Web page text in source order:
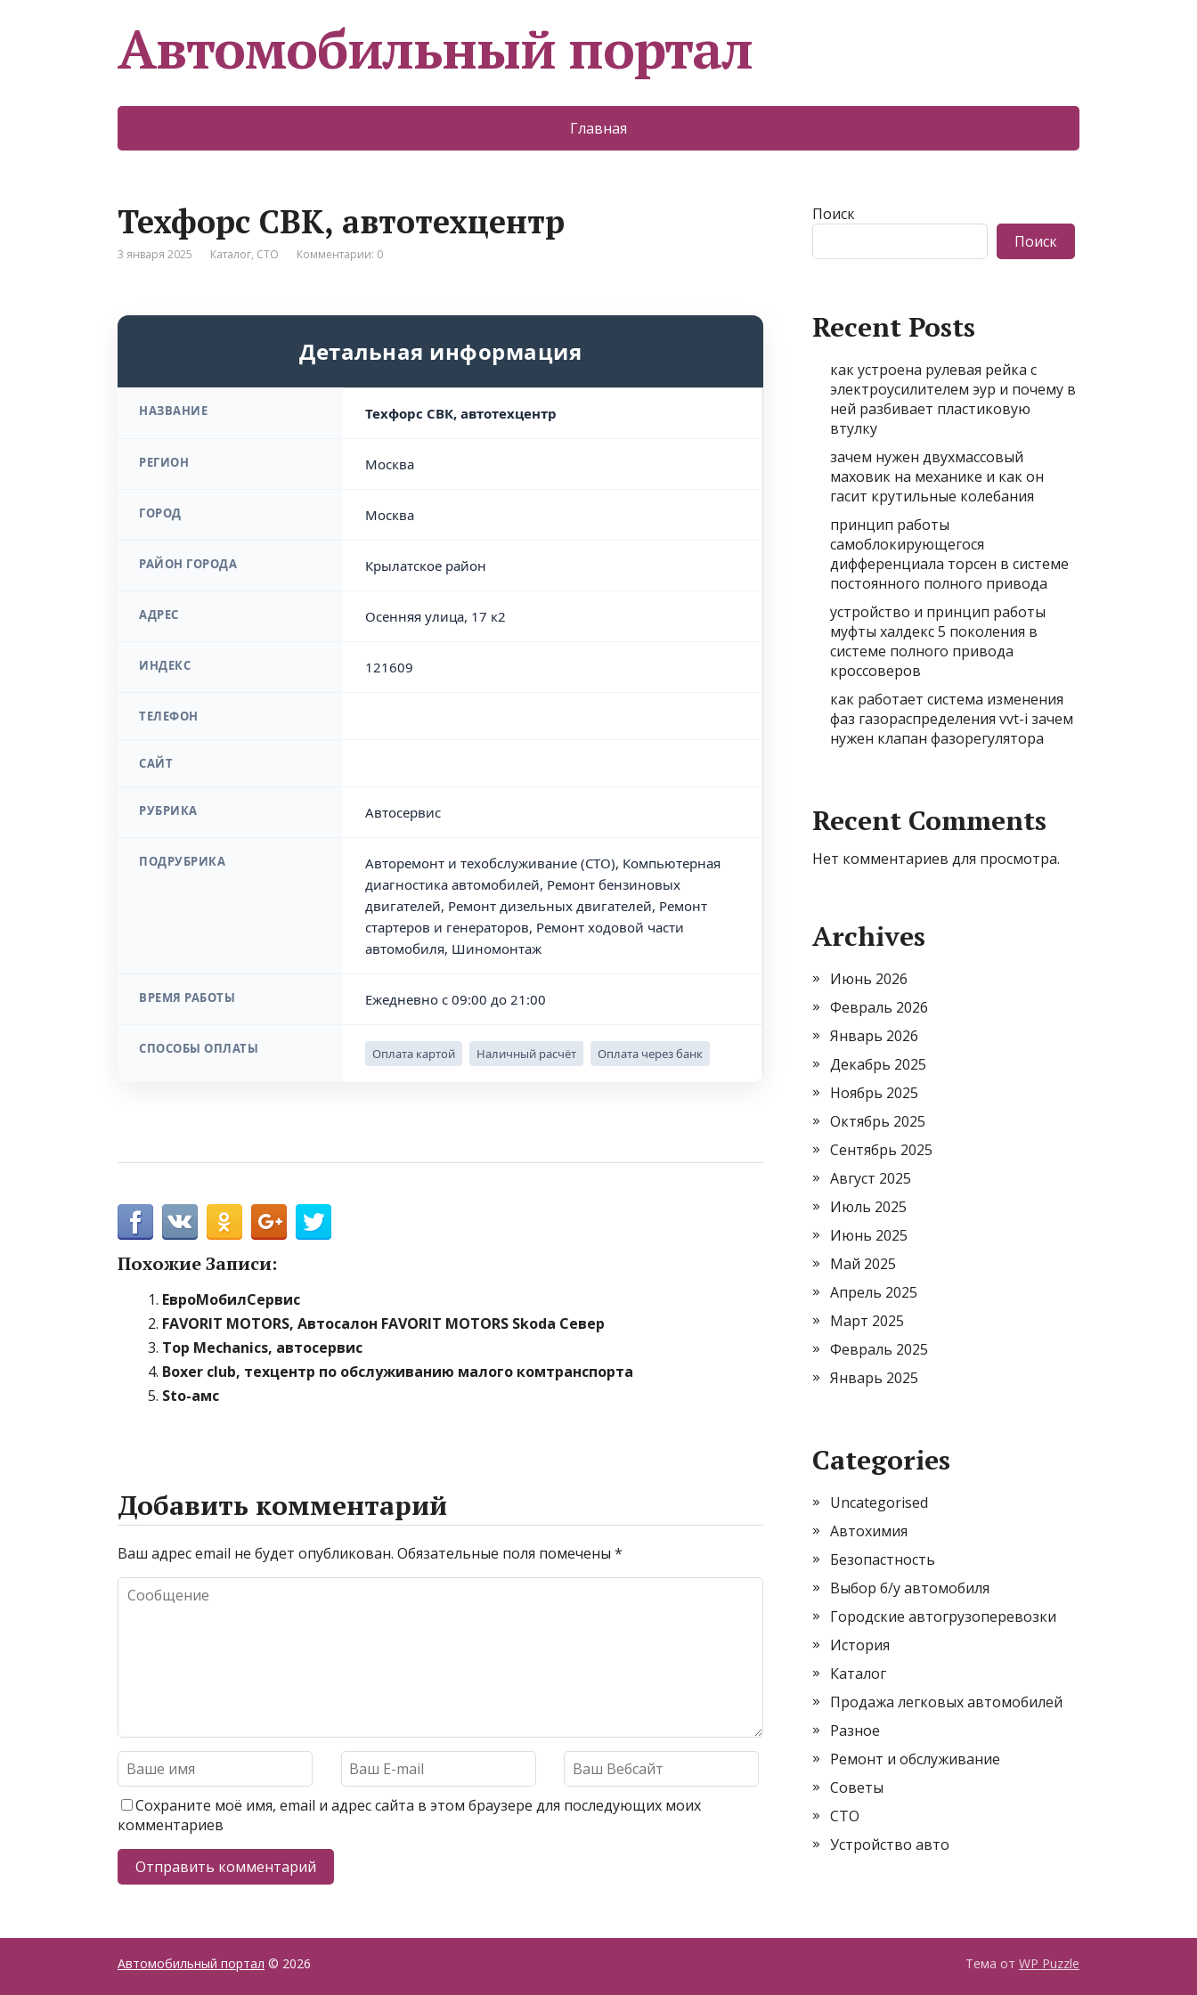
Автомобильный портал
Главная
Техфорс СВК, автотехцентр
3 января 2025 Каталог, СТО Комментарии: 0
Детальная информация
НАЗВАНИЕ Техфорс СВК, автотехцентр
РЕГИОН Москва
ГОРОД Москва
РАЙОН ГОРОДА Крылатское район
АДРЕС Осенняя улица, 17 к2
ИНДЕКС 121609
ТЕЛЕФОН
САЙТ
РУБРИКА Автосервис
ПОДРУБРИКА
Авторемонт и техобслуживание (СТО), Компьютерная
диагностика автомобилей, Ремонт бензиновых
двигателей, Ремонт дизельных двигателей, Ремонт
стартеров и генераторов, Ремонт ходовой части
автомобиля, Шиномонтаж
ВРЕМЯ РАБОТЫ Ежедневно с 09:00 до 21:00
СПОСОБЫ ОПЛАТЫ Оплата картой Наличный расчёт Оплата через банк
Похожие Записи:
ЕвроМобилСервис
FAVORIT MOTORS, Автосалон FAVORIT MOTORS Skoda Север
Top Mechanics, автосервис
Boxer club, техцентр по обслуживанию малого комтранспорта
Sto-амс
Добавить комментарий
Ваш адрес email не будет опубликован. Обязательные поля помечены *
Сохраните моё имя, email и адрес сайта в этом браузере для последующих моих
комментариев
Поиск
Поиск
Recent Posts
как устроена рулевая рейка с
электроусилителем эур и почему в
ней разбивает пластиковую
втулку
зачем нужен двухмассовый
маховик на механике и как он
гасит крутильные колебания
принцип работы
самоблокирующегося
дифференциала торсен в системе
постоянного полного привода
устройство и принцип работы
муфты халдекс 5 поколения в
системе полного привода
кроссоверов
как работает система изменения
фаз газораспределения vvt-i зачем
нужен клапан фазорегулятора
Recent Comments
Нет комментариев для просмотра.
Archives
Июнь 2026
Февраль 2026
Январь 2026
Декабрь 2025
Ноябрь 2025
Октябрь 2025
Сентябрь 2025
Август 2025
Июль 2025
Июнь 2025
Май 2025
Апрель 2025
Март 2025
Февраль 2025
Январь 2025
Categories
Uncategorised
Автохимия
Безопастность
Выбор б/у автомобиля
Городские автогрузоперевозки
История
Каталог
Продажа легковых автомобилей
Разное
Ремонт и обслуживание
Советы
СТО
Устройство авто
Автомобильный портал © 2026 Тема от WP Puzzle